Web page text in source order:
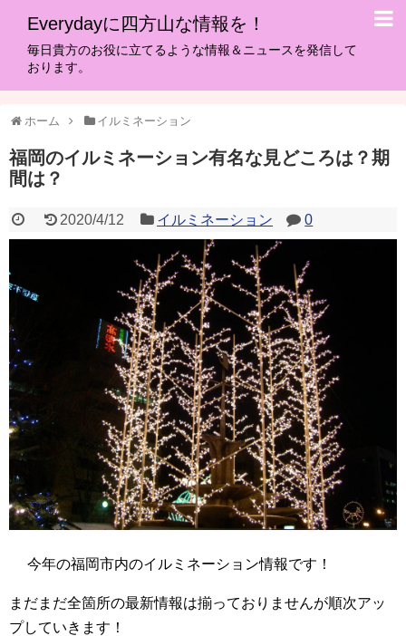
Everydayに四方山な情報を！
毎日貴方のお役に立てるような情報＆ニュースを発信して
おります。
ホーム イルミネーション
福岡のイルミネーション有名な見どころは？期
間は？
2020/4/12 イルミネーション 0
今年の福岡市内のイルミネーション情報です！
まだまだ全箇所の最新情報は揃っておりませんが順次アッ
プしていきます！